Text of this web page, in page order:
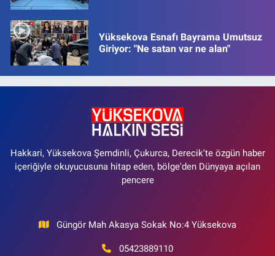
Yüksekova Esnafı Bayrama Umutsuz
Giriyor: "Ne satan var ne alan"
Hakkari, Yüksekova Şemdinli, Çukurca, Derecik'te özgün haber
içeriğiyle okuyucusuna hitap eden, bölge'den Dünyaya açılan
pencere
Güngör Mah Akasya Sokak No:4 Yüksekova
05423889110